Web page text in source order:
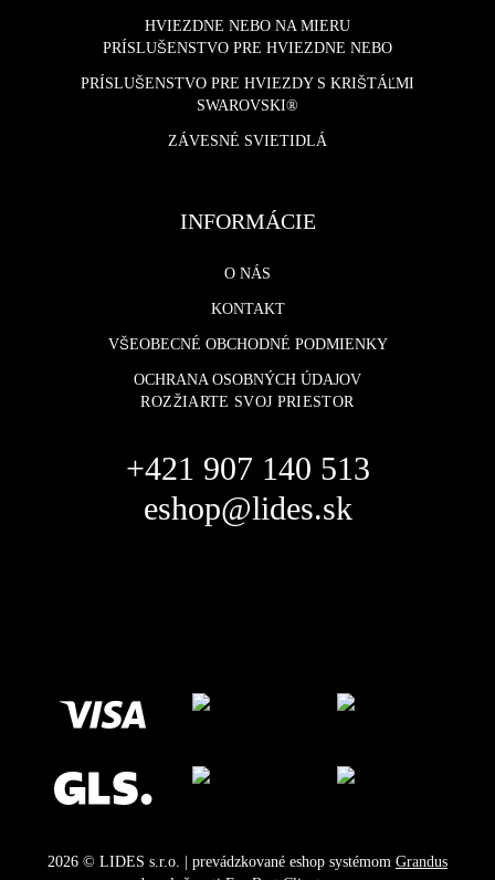
HVIEZDNE NEBO NA MIERU
PRÍSLUŠENSTVO PRE HVIEZDNE NEBO
PRÍSLUŠENSTVO PRE HVIEZDY S KRIŠTÁĽMI
SWAROVSKI®
ZÁVESNÉ SVIETIDLÁ
INFORMÁCIE
O NÁS
KONTAKT
VŠEOBECNÉ OBCHODNÉ PODMIENKY
OCHRANA OSOBNÝCH ÚDAJOV
ROZŽIARTE SVOJ PRIESTOR
+421 907 140 513
eshop@lides.sk
2026 © LIDES s.r.o. | prevádzkované eshop systémom Grandus